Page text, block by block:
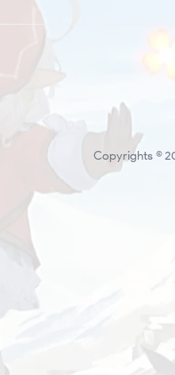
Copyrights ©